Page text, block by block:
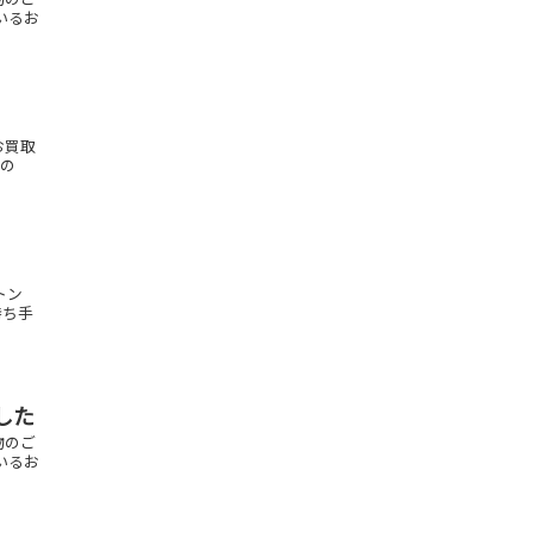
るお
買取
ン
手
た
のご
るお